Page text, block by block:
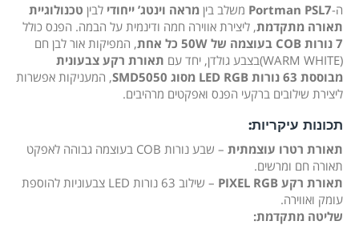
ה-Portman PSL7 משלב בין מראה וינטג’ ייחודי לבין טכנולוגיית
תאורה מתקדמת, ליצירת אווירה חמה ודינמית על הבמה. הפנס כולל
7 נורות COB בעוצמה של 50W כל אחת
, המפיקות אור לבן חם
(WARM WHITE)בצבע גולדן, יחד עם
תאורת רקע צבעונית
מבוססת 63 נורות LED RGB מסוג SMD5050
, המעניקות אפשרות
ליצירת שילובים ברקעי הפנס ואפקטים מרהיבים.
תכונות עיקריות:
תאורת רטרו עוצמתית
– שבע נורות COB בעוצמה גבוהה לאפקט
תאורה חם ומרשים.
תאורת רקע PIXEL RGB
– שילוב 63 נורות LED צבעוניות להוספת
עומק ואווירה.
שליטה מתקדמת: